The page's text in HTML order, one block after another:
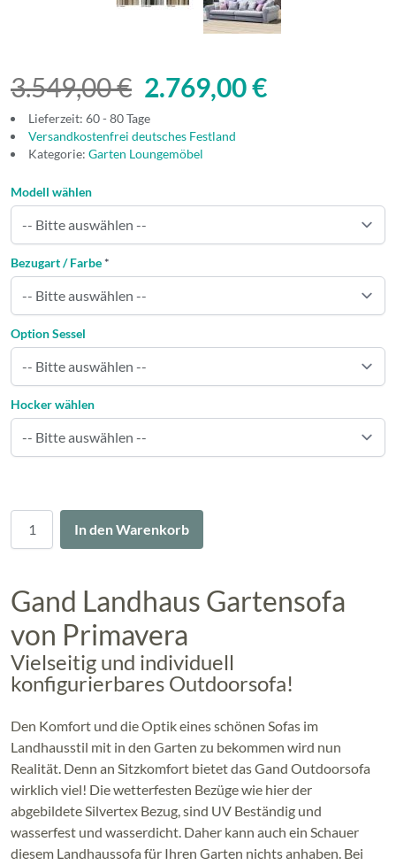
3.549,00 € 2.769,00 €
Lieferzeit: 60 - 80 Tage
Versandkostenfrei deutsches Festland
Kategorie: Garten Loungemöbel
In den Warenkorb
Modell wählen
Bezugart / Farbe *
Option Sessel
Hocker wählen
Gand Landhaus Gartensofa
von Primavera
Vielseitig und individuell
konfigurierbares Outdoorsofa!
Den Komfort und die Optik eines schönen Sofas im
Landhausstil mit in den Garten zu bekommen wird nun
Realität. Denn an Sitzkomfort bietet das Gand Outdoorsofa
wirklich viel! Die wetterfesten Bezüge wie hier der
abgebildete Silvertex Bezug, sind UV Beständig und
wasserfest und wasserdicht. Daher kann auch ein Schauer
diesem Landhaussofa für Ihren Garten nichts anhaben. Bei